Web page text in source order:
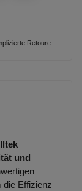
Retoure
und
die Effizienz